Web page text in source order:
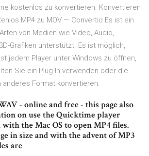
kostenlos zu konvertieren. Konvertieren
MP4 zu MOV — Convertio Es ist ein
von Medien wie Video, Audio,
Grafiken unterstützt. Es ist möglich,
jedem Player unter Windows zu öffnen,
Sie ein Plug-In verwenden oder die
anderes Format konvertieren.
- online and free - this page also
on use the Quicktime player
the Mac OS to open MP4 files.
in size and with the advent of MP3
are